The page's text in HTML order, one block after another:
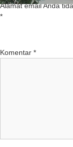
Alamat email Anda
*
Komentar *